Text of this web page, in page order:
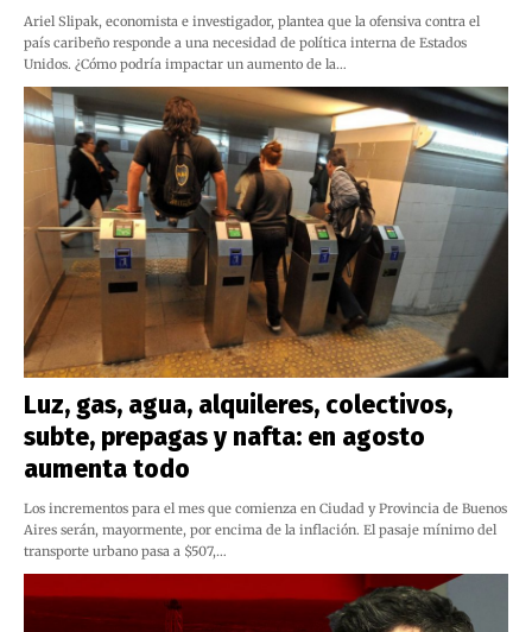
Ariel Slipak, economista e investigador, plantea que la ofensiva contra el
país caribeño responde a una necesidad de política interna de Estados
Unidos. ¿Cómo podría impactar un aumento de la…
Luz, gas, agua, alquileres, colectivos,
subte, prepagas y nafta: en agosto
aumenta todo
Los incrementos para el mes que comienza en Ciudad y Provincia de Buenos
Aires serán, mayormente, por encima de la inflación. El pasaje mínimo del
transporte urbano pasa a $507,…